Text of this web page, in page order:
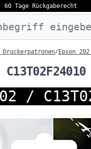
60 Tage Rückgaberecht
oder Produktnamen
Druckerpatronen/ Epson
/